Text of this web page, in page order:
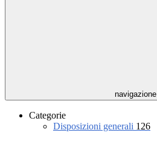
navigazione
Categorie
Disposizioni generali 126